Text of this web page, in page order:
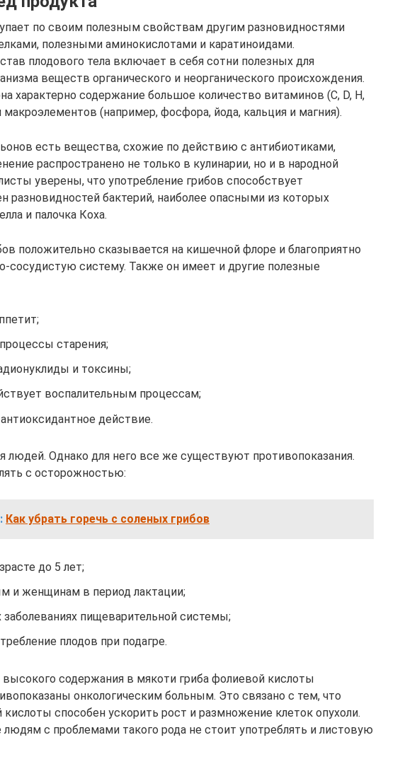
по своим полезным свойствам другим разновидностями
полезными аминокислотами и каратиноидами.
плодового тела включает в себя сотни полезных для
веществ органического и неорганического происхождения.
характерно содержание большое количество витаминов (C, D, H,
макроэлементов (например, фосфора, йода, кальция и магния).
есть вещества, схожие по действию с антибиотиками,
распространено не только в кулинарии, но и в народной
уверены, что употребление грибов способствует
разновидностей бактерий, наиболее опасными из которых
и палочка Коха.
положительно сказывается на кишечной флоре и благоприятно
сосудистую систему. Также он имеет и другие полезные
старения;
и токсины;
воспалительным процессам;
действие.
людей. Однако для него все же существуют противопоказания.
с осторожностью:
Как убрать горечь с соленых грибов
до 5 лет;
и женщинам в период лактации;
заболеваниях пищеварительной системы;
плодов при подагре.
высокого содержания в мякоти гриба фолиевой кислоты
онкологическим больным. Это связано с тем, что
способен ускорить рост и размножение клеток опухоли.
с проблемами такого рода не стоит употреблять и листовую